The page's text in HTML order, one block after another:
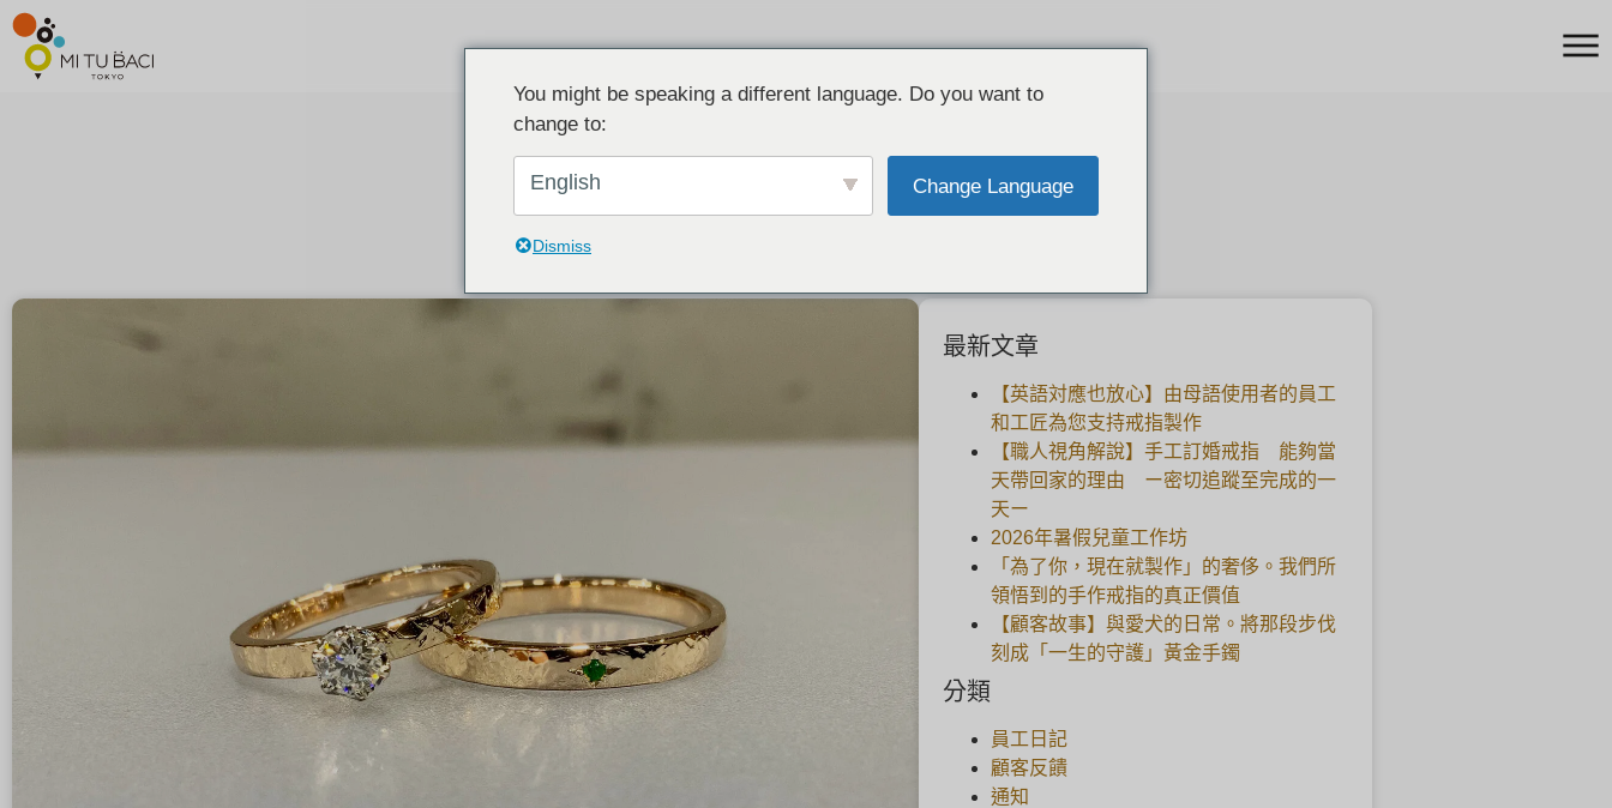
客戶回饋：一對結婚紀念戒指
最新文章
【英語対應也放心】由母語使用者的員工
和工匠為您支持戒指製作
【職人視角解說】手工訂婚戒指 能夠當
天帶回家的理由 ー密切追蹤至完成的一
天ー
2026年暑假兒童工作坊
「為了你，現在就製作」的奢侈。我們所
領悟到的手作戒指的真正價值
【顧客故事】與愛犬的日常。將那段步伐
刻成「一生的守護」黃金手鐲
分類
員工日記
顧客反饋
通知
You might be speaking a different language. Do you want to
change to:
English Change Language
Dismiss